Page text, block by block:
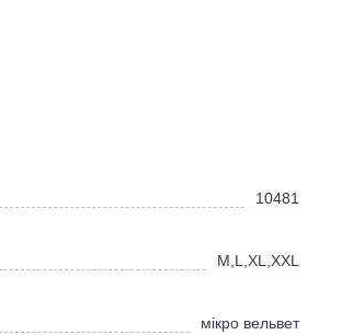
10481
M,L,XL,XXL
мікро вельвет